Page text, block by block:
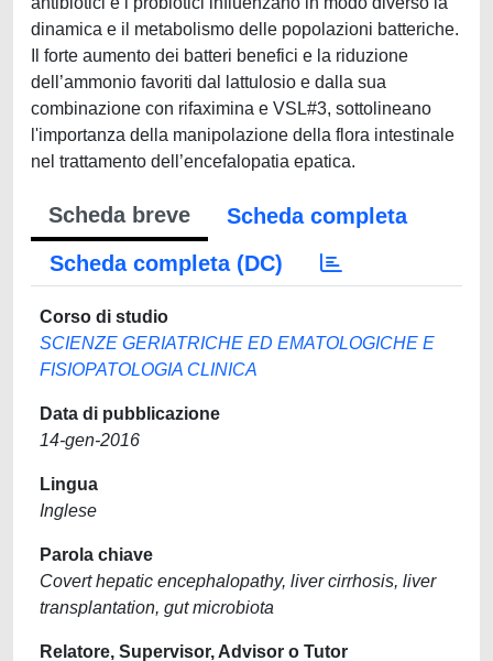
dinamica e il metabolismo delle popolazioni batteriche.
Il forte aumento dei batteri benefici e la riduzione
dell’ammonio favoriti dal lattulosio e dalla sua
combinazione con rifaximina e VSL#3, sottolineano
l'importanza della manipolazione della flora intestinale
nel trattamento dell’encefalopatia epatica.
Scheda breve
Scheda completa
Scheda completa (DC)
Corso di studio
SCIENZE GERIATRICHE ED EMATOLOGICHE E
FISIOPATOLOGIA CLINICA
Data di pubblicazione
14-gen-2016
Lingua
Inglese
Parola chiave
Covert hepatic encephalopathy, liver cirrhosis, liver
transplantation, gut microbiota
Relatore, Supervisor, Advisor o Tutor